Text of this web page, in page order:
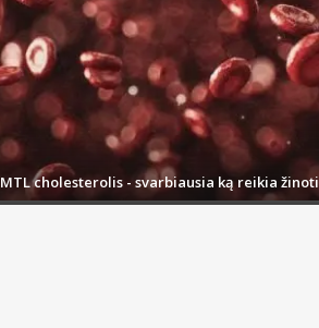
MTL cholesterolis - svarbiausia ką reikia žinoti